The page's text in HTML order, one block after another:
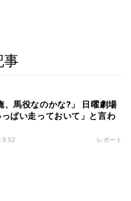
事
、馬役なのかな?」 日曜劇場
ぱい走っておいて」と言わ
レポート